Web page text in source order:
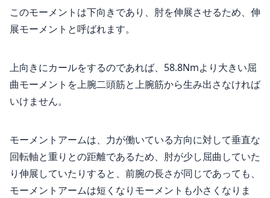
このモーメントは下向きであり、肘を伸展させるため、伸
展モーメントと呼ばれます。
上向きにカールをするのであれば、58.8Nmより大きい屈
曲モーメントを上腕二頭筋と上腕筋から生み出さなければ
いけません。
モーメントアームは、力が働いている方向に対して垂直な
回転軸と重りとの距離であるため、肘が少し屈曲していた
り伸展していたりすると、前腕の長さが同じであっても、
モーメントアームは短くなりモーメントも小さくなりま